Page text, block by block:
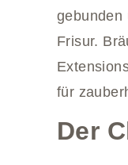
gebunden
Frisur.
für
Der